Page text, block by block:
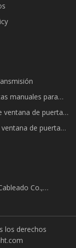
manuales para
ventana de puerta
de puerta
los derechos